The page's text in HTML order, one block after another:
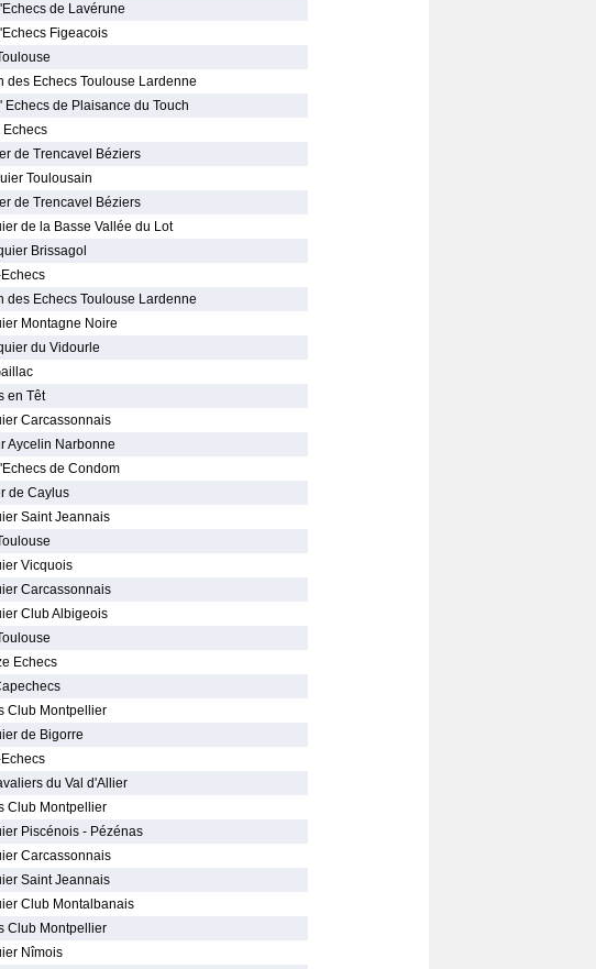
de Lavérune
Figeacois
des Echecs Toulouse Lardenne
Echecs de Plaisance du Touch
de Trencavel Béziers
Toulousain
de Trencavel Béziers
de la Basse Vallée du Lot
Brissagol
des Echecs Toulouse Lardenne
Montagne Noire
du Vidourle
en Têt
Carcassonnais
Aycelin Narbonne
de Condom
de Caylus
Saint Jeannais
Vicquois
Carcassonnais
Club Albigeois
Echecs
Club Montpellier
de Bigorre
du Val d'Allier
Club Montpellier
Piscénois - Pézénas
Carcassonnais
Saint Jeannais
Club Montalbanais
Club Montpellier
Nîmois